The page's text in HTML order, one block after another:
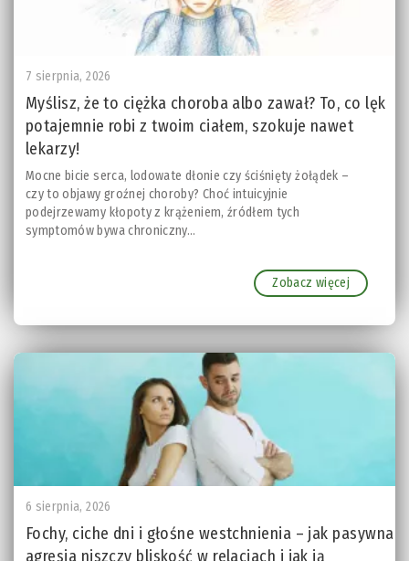
7 sierpnia, 2026
Myślisz, że to ciężka choroba albo zawał? To, co lęk
potajemnie robi z twoim ciałem, szokuje nawet
lekarzy!
Mocne bicie serca, lodowate dłonie czy ściśnięty żołądek –
czy to objawy groźnej choroby? Choć intuicyjnie
podejrzewamy kłopoty z krążeniem, źródłem tych
symptomów bywa chroniczny...
Zobacz więcej
6 sierpnia, 2026
Fochy, ciche dni i głośne westchnienia – jak pasywna
agresja niszczy bliskość w relacjach i jak ją